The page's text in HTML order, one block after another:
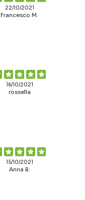
22/10/2021
Francesco M.
16/10/2021
rossella
15/10/2021
Anna B.